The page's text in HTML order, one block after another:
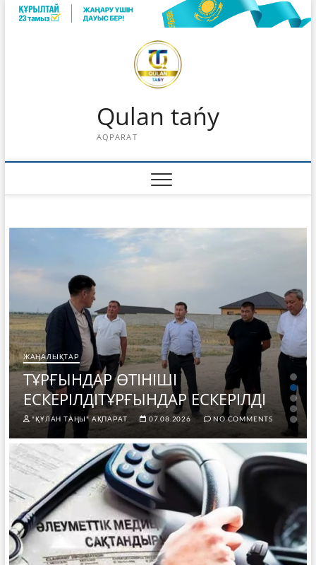
Skip
Qulan tańy
AQPARAT
ЖАҢАЛЫҚТАР
ТҰРҒЫНДАР ӨТІНІШІ
ЕСКЕРІЛДІТҰРҒЫНДАР ЕСКЕРІЛДІ
"ҚҰЛАН ТАҢЫ" АҚПАРАТ. 07.08.2026 NO COMMENTS